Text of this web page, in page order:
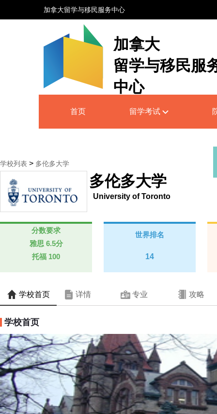
加拿大留学与移民服务中心
加拿大
留学与移民服
中心
Service Centre
首页 留学考试
学校列表 > 多伦多大学
多伦多大学
University of Toronto
分数要求
雅思 6.5分
托福 100
世界排名
14
学校首页 详情 专业 攻略
学校首页